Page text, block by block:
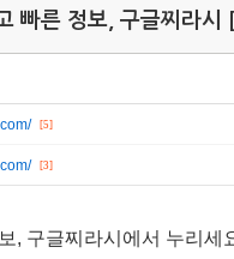
빠른 정보, 구글찌라
[5]
[3]
, 구글찌라시에서 누리세